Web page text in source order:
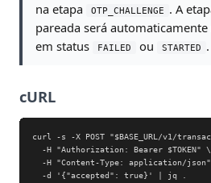
na etapa
OTP_CHALLENGE . A
pareada será
em status
FAILED ou STARTED .
cURL
curl -s -X POST "$BASE_URL/v1/
  -H "Authorization: Bearer $TOKEN" \
-H "Content-Type: application/json"
  -d '{"accepted": true}' | jq .